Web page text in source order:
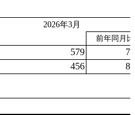
2026年3月
前年同月比
579
456